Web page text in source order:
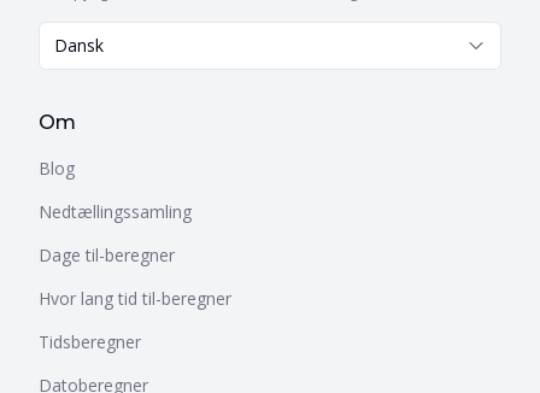
Dansk
Om
Blog
Nedtællingssamling
Dage til-beregner
Hvor lang tid til-beregner
Tidsberegner
Datoberegner